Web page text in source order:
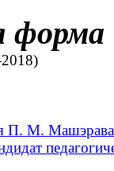
форма
П. М.